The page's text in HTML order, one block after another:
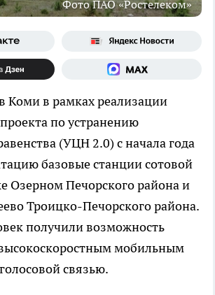
Фото ПАО «Ростелеком»
Коми в рамках реализации
по устранению
(УЦН 2.0) с начала года
базовые станции сотовой
Озерном Печорского района и
Троицко-Печорского района.
получили возможность
мобильным
связью.